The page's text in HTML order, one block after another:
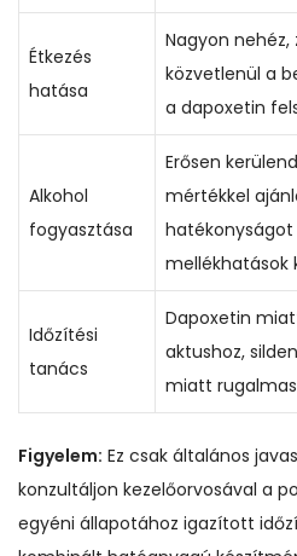
Étkezés
hatása
Nagyon
közvetlenül a
a dapoxetin
Alkohol
fogyasztása
Erősen
mértékkel
mellékhatások
Időzítési
tanács
Dapoxetin
aktushoz,
miatt
Figyelem: Ez csak általános
konzultáljon kezelőorvosával a
egyéni állapotához igazított